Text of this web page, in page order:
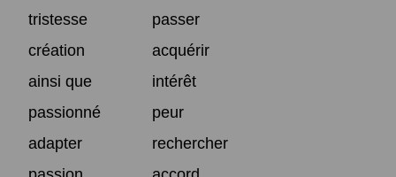
tristesse
passer
création
acquérir
ainsi que
intérêt
passionné
peur
adapter
rechercher